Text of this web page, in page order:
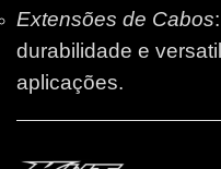
Extensões de Cabos
durabilidade e
aplicações.